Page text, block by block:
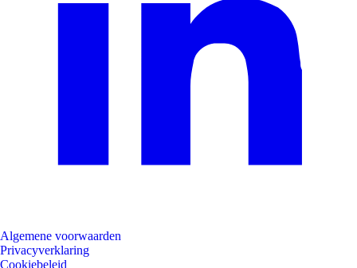
Algemene voorwaarden
Privacyverklaring
Cookiebeleid